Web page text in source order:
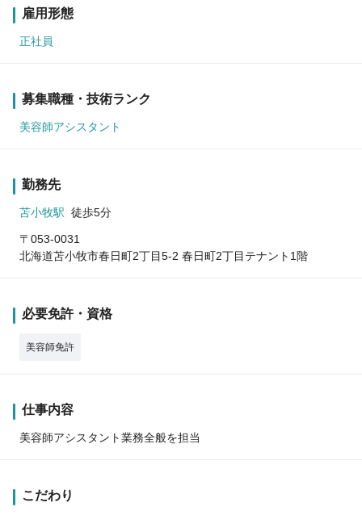
雇用形態
正社員
募集職種・技術ランク
美容師アシスタント
勤務先
苫小牧駅 徒歩5分
〒053-0031
北海道苫小牧市春日町2丁目5-2 春日町2丁目テナント1階
必要免許・資格
美容師免許
仕事内容
美容師アシスタント業務全般を担当
こだわり